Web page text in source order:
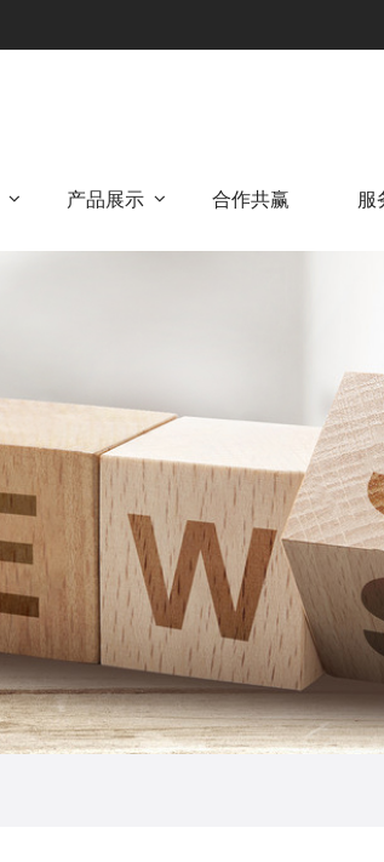
产品展示 合作共赢 服